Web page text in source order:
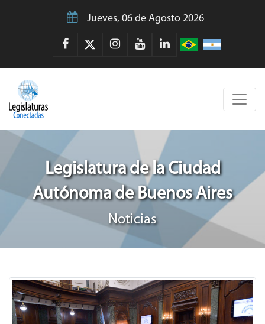
Jueves, 06 de Agosto 2026
Legislatura de la Ciudad
Autónoma de Buenos Aires
Noticias